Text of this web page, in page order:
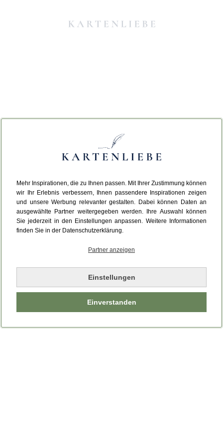
Mehr Inspirationen, die zu Ihnen passen. Mit Ihrer Zustimmung können
wir Ihr Erlebnis verbessern, Ihnen passendere Inspirationen zeigen
und unsere Werbung relevanter gestalten. Dabei können Daten an
ausgewählte Partner weitergegeben werden. Ihre Auswahl können
Sie jederzeit in den Einstellungen anpassen. Weitere Informationen
finden Sie in der Datenschutzerklärung.
Partner anzeigen
Einstellungen
Einverstanden
Da ist etwas schiefgelaufen.
Leider ist ein technischer Fehler aufgetreten.
Bitte laden Sie die Seite neu.